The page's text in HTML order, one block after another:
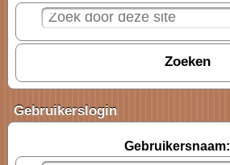
Gebruikerslogin
Gebruikersnaam: